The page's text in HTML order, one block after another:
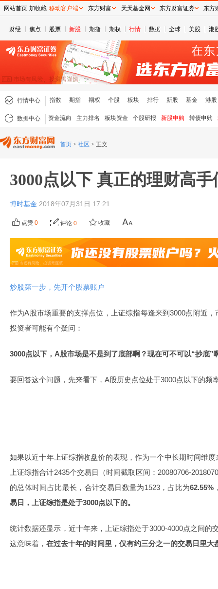
财经 焦点 股票 新股 期指 期权 行情 数据 全球 美股 港
行情中心 指数 期指 期权 个股 板块 排行 新股 基金 港股
数据中心 资金流向 主力排名 板块资金 个股研报 新股申购 转债申购
首页 > 社区 > 正文
3000点以下 真正的理财高
博时基金 2018年07月31日 17:21
点赞 0 评论 0 收藏
炒股第一步，先开个股票账户
作为A股市场重要的支撑点位，上证综指每逢来到3000点附近
投资者可能有个疑问：
3000点以下，A股市场是不是到了底部啊？现在可不可以“抄底”
要回答这个问题，先来看下，A股历史点位处于3000点以下的频
如果以近十年上证综指收盘价的表现，作为一个中长期时间维
上证综指合计2435个交易日（时间截取区间：20080706-
的总体时间占比最长，合计交易日数量为1523，占比为62.55%
易日，上证综指是处于3000点以下的。
统计数据还显示，近十年来，上证综指处于3000-4000点之间的
这意味着， 在过去十年的时间里，仅有约三分之一的交易日里大
网站首页 加收藏 移动客户端 东方财富 天天基金网 东方财富证券 东方